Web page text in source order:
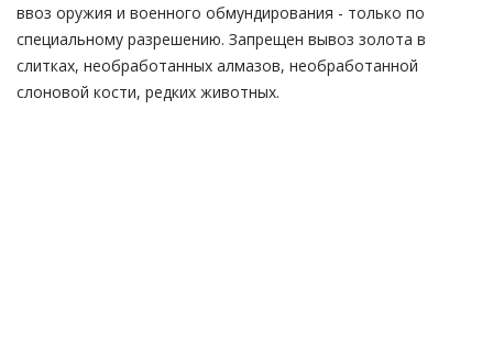
ввоз оружия и военного обмундирования - только по
специальному разрешению. Запрещен вывоз золота в
слитках, необработанных алмазов, необработанной
слоновой кости, редких животных.